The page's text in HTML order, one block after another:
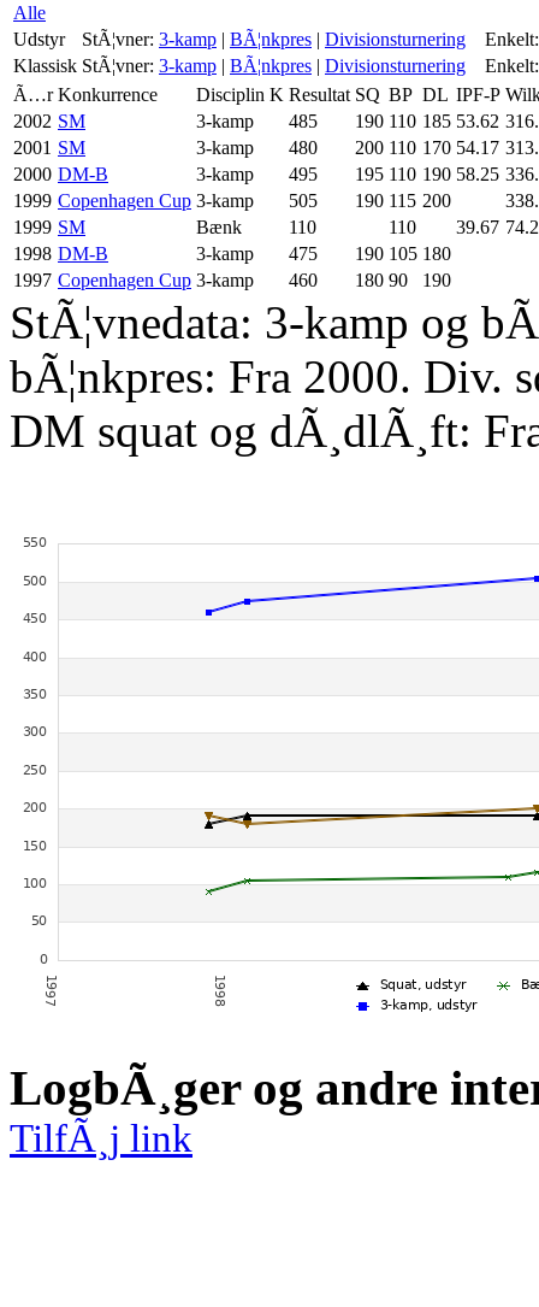
Alle
Udstyr
StÃ¦vner: 3-kamp | BÃ¦nkpres | Divisionsturnering
Enkelt:
Klassisk StÃ¦vner: 3-kamp | BÃ¦nkpres | Divisionsturnering
Enkelt:
Ã…r Konkurrence Disciplin K Resultat SQ BP DL IPF-P
2002 SM 3-kamp 485 190 110 185 53.62
2001 SM 3-kamp 480 200 110 170 54.17
2000 DM-B 3-kamp 495 195 110 190 58.25
1999 Copenhagen Cup 3-kamp 505 190 115 200
1999 SM Bænk 110 110 39.67
1998 DM-B 3-kamp 475 190 105 180
1997 Copenhagen Cup 3-kamp 460 180 90 190
StÃ¦vnedata: 3-kamp og
bÃ¦nkpres: Fra 2000. Div.
DM squat og dÃ¸dlÃ¸ft:
LogbÃ¸ger og andre
TilfÃ¸j link